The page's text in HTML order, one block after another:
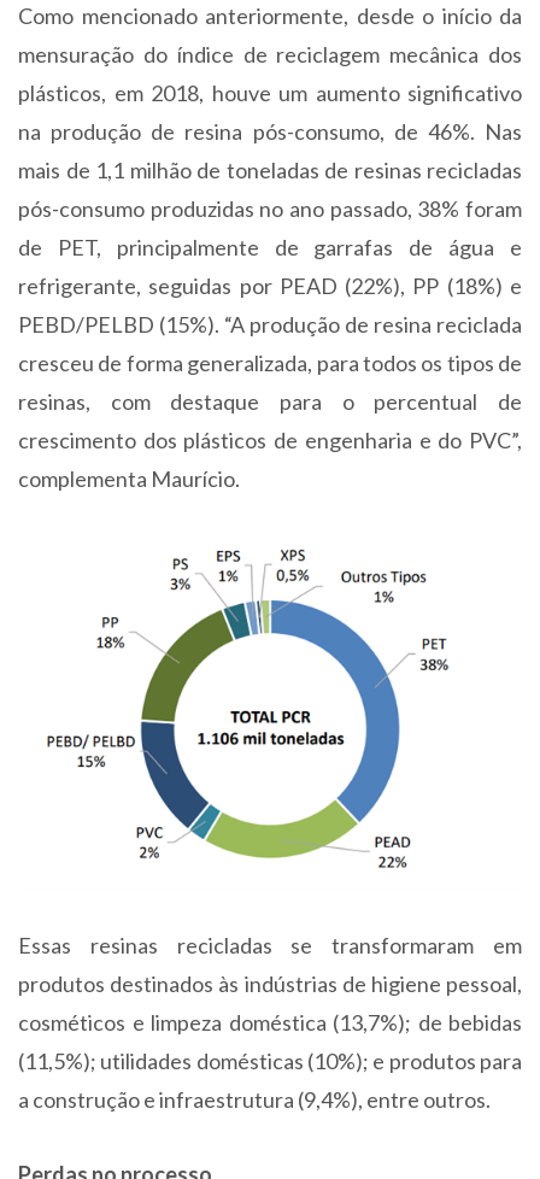
Como mencionado anteriormente, desde o início da
mensuração do índice de reciclagem mecânica dos
plásticos, em 2018, houve um aumento significativo
na produção de resina pós-consumo, de 46%. Nas
mais de 1,1 milhão de toneladas de resinas recicladas
pós-consumo produzidas no ano passado, 38% foram
de PET, principalmente de garrafas de água e
refrigerante, seguidas por PEAD (22%), PP (18%) e
PEBD/PELBD (15%). “A produção de resina reciclada
cresceu de forma generalizada, para todos os tipos de
resinas, com destaque para o percentual de
crescimento dos plásticos de engenharia e do PVC”,
complementa Maurício.
Essas resinas recicladas se transformaram em
produtos destinados às indústrias de higiene pessoal,
cosméticos e limpeza doméstica (13,7%); de bebidas
(11,5%); utilidades domésticas (10%); e produtos para
a construção e infraestrutura (9,4%), entre outros.